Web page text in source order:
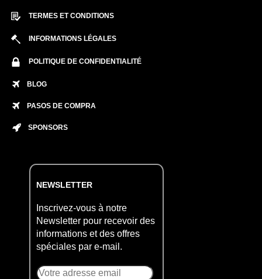
TERMES ET CONDITIONS
INFORMATIONS LÉGALES
POLITIQUE DE CONFIDENTIALITÉ
BLOG
PASOS DE COMPRA
SPONSORS
NEWSLETTER
Inscrivez-vous à notre
Newsletter pour recevoir des
informations et des offres
spéciales par e-mail.